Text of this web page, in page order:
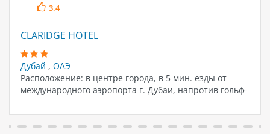
3.4
CLARIDGE HOTEL
Дубай , ОАЭ
Расположение: в центре города, в 5 мин. езды от
международного аэропорта г. Дубаи, напротив гольф-